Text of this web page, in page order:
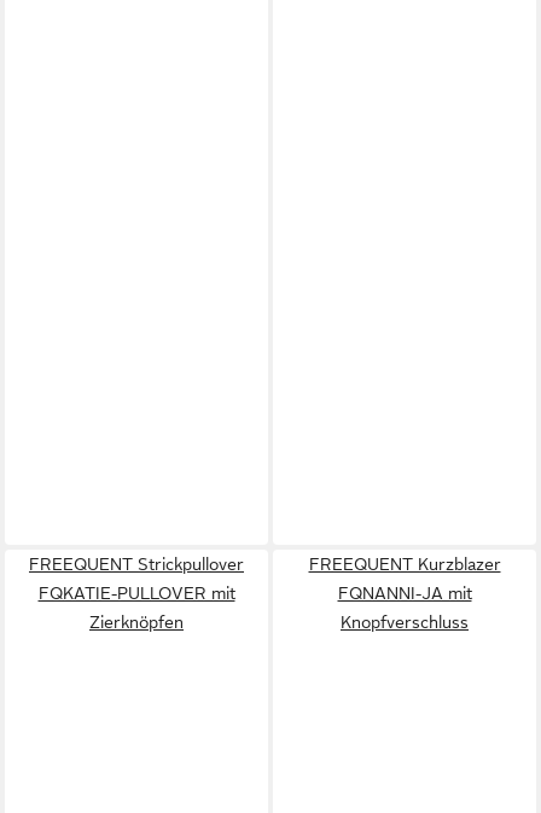
FREEQUENT Strickpullover
FQKATIE-PULLOVER mit
Zierknöpfen
FREEQUENT Kurzblazer
FQNANNI-JA mit
Knopfverschluss